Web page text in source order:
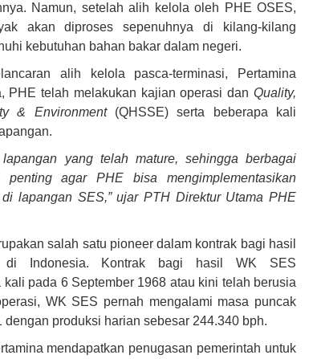
Namun, setelah alih kelola oleh PHE OSES,
akan diproses sepenuhnya di kilang-kilang
kebutuhan bahan bakar dalam negeri.
alih kelola pasca-terminasi, Pertamina
PHE telah melakukan kajian operasi dan Quality,
& Environment(QHSSE) serta beberapa kali
yang telah mature, sehingga berbagai
agar PHE bisa mengimplementasikan
lapangan SES,” ujar PTH Direktur Utama PHE
salah satu pioneer dalam kontrak bagi hasil
di Indonesia. Kontrak bagi hasil WK SES
pada 6 September 1968 atau kini telah berusia
WK SES pernah mengalami masa puncak
dengan produksi harian sebesar 244.340 bph.
mendapatkan penugasan pemerintah untuk